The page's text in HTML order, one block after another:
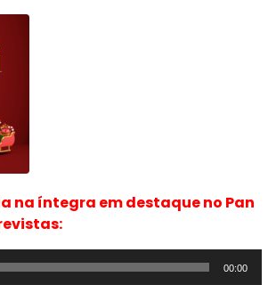
na íntegra em destaque no Pan
00:00